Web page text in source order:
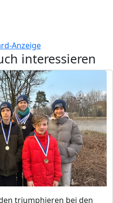
interessieren
triumphieren bei den